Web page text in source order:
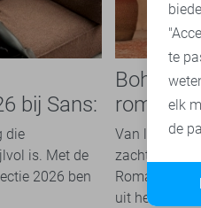
bij Sans:
die
is. Met de
2026 ben
Boho
dit
Van luchtige
zachte
Romance
uit het
te
elk
de